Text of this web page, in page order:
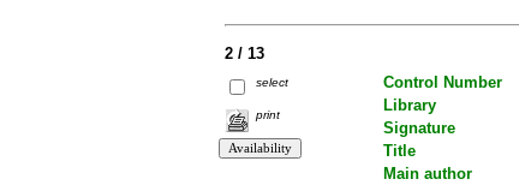
2 / 13
select
print
Control Number
Library
Signature
Title
Main author